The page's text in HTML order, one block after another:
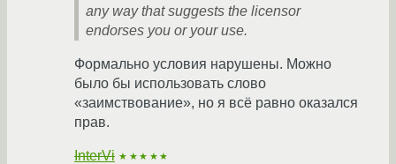
any way that suggests the licensor
endorses you or your use.
Формально условия нарушены. Можно
было бы использовать слово
«заимствование», но я всё равно оказался
прав.
InterVi ★★★★★